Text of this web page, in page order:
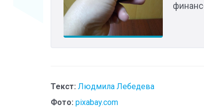
Текст: Людмила Лебедева
Фото: pixabay.com